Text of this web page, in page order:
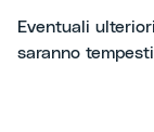
Eventuali
saranno